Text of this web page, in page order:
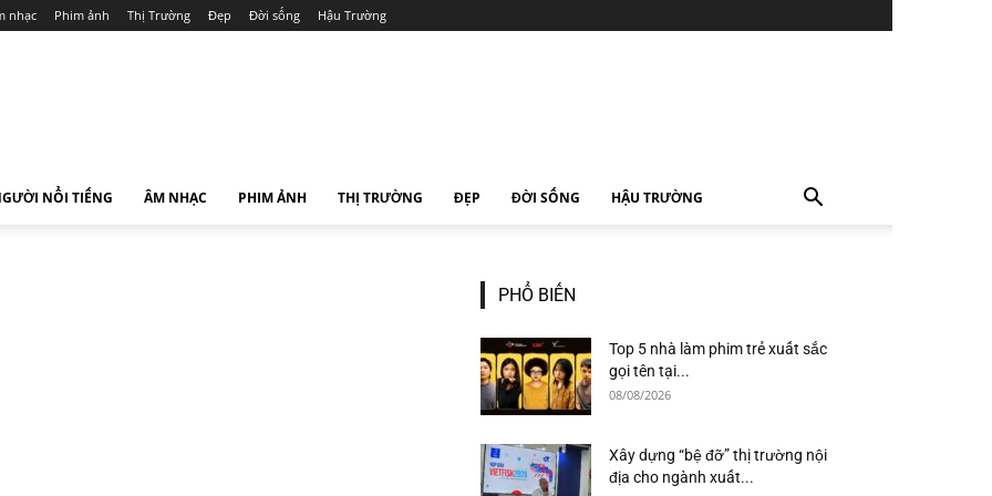
nhạc Phim ảnh Thị Trường Đẹp Đời sống Hậu Trường
NỔI TIẾNG ÂM NHẠC PHIM ẢNH THỊ TRƯỜNG ĐẸP ĐỜI SỐNG HẬU TRƯỜNG
PHỔ BIẾN
Top 5 nhà làm phim trẻ xuất sắc
gọi tên tại...
08/08/2026
Xây dựng “bệ đỡ” thị trường nội
địa cho ngành xuất...